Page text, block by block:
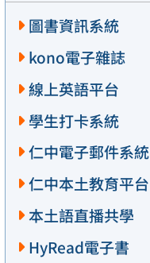
圖書資訊系統
kono電子雜誌
線上英語平台
學生打卡系統
仁中電子郵件系統
仁中本土教育平台
本土語直播共學
HyRead電子書